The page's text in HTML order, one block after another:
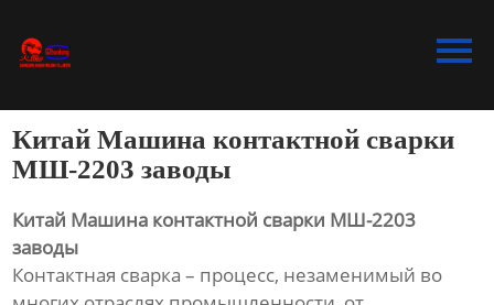
Bидео
О Hас
Китай Машина контактной сварки
МШ-2203 заводы
Китай Машина контактной сварки МШ-2203
заводы
Контактная сварка – процесс, незаменимый во